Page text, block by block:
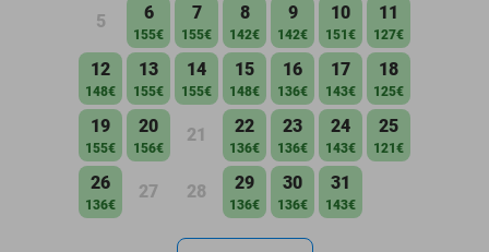
5 6
155€
7
155€
8
142€
9
142€
10
151€
11
127€
12
148€
13
155€
14
155€
15
148€
16
136€
17
143€
18
125€
19
155€
20
156€
21 22
136€
23
136€
24
143€
25
121€
26
136€
27 28 29
136€
30
136€
31
143€